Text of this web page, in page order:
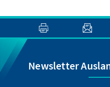
Newsletter